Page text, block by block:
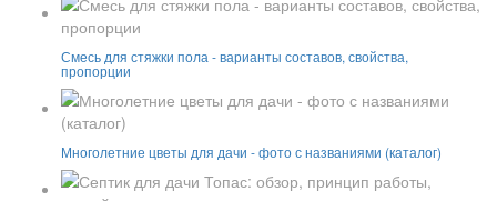
Смесь для стяжки пола - варианты составов, свойства,
пропорции
Многолетние цветы для дачи - фото с названиями (каталог)